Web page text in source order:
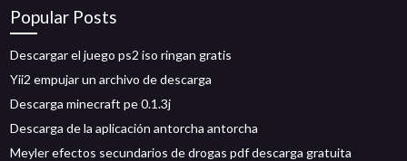
Popular Posts
Descargar el juego ps2 iso ringan gratis
Yii2 empujar un archivo de descarga
Descarga minecraft pe 0.1.3j
Descarga de la aplicación antorcha antorcha
Meyler efectos secundarios de drogas pdf descarga gratuita